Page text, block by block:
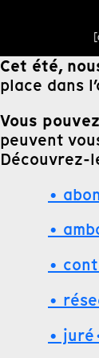
Cet été,
place dans
Vous
peuvent
Découvrez-
•
•
•
•
•